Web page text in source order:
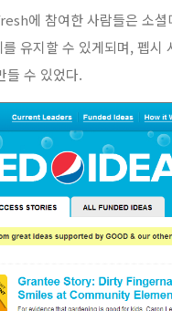
에 참여한 사람들은 소
유지할 수 있게되며, 펩
들 수 있었다.